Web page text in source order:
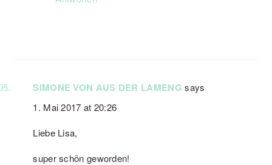
SIMONE VON AUS DER LAMENG says
1. Mai 2017 at 20:26
Liebe Lisa,
super schön geworden!